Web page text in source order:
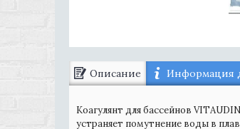
Описание Информация
Коагулянт для бассейнов
устраняет помутнение воды в